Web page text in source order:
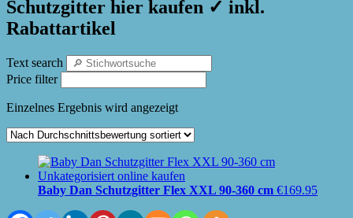
Schutzgitter hier kaufen ✓ inkl.
Rabattartikel
Text search
Price filter
Einzelnes Ergebnis wird angezeigt
Baby Dan Schutzgitter Flex XXL 90-360 cm €169.95